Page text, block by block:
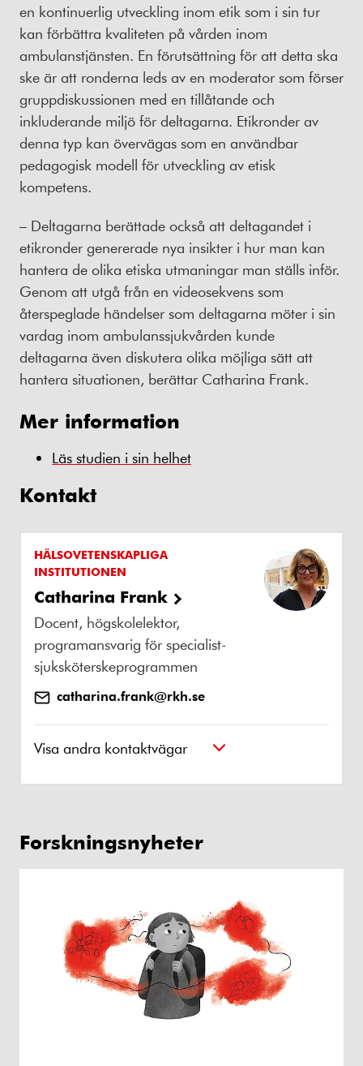
en kontinuerlig utveckling inom etik som i sin tur
kan förbättra kvaliteten på vården inom
ambulanstjänsten. En förutsättning för att detta ska
ske är att ronderna leds av en moderator som förser
gruppdiskussionen med en tillåtande och
inkluderande miljö för deltagarna. Etikronder av
denna typ kan övervägas som en användbar
pedagogisk modell för utveckling av etisk
kompetens.
– Deltagarna berättade också att deltagandet i
etikronder genererade nya insikter i hur man kan
hantera de olika etiska utmaningar man ställs inför.
Genom att utgå från en videosekvens som
återspeglade händelser som deltagarna möter i sin
vardag inom ambulanssjukvården kunde
deltagarna även diskutera olika möjliga sätt att
hantera situationen, berättar Catharina Frank.
Mer information
Läs studien i sin helhet
Kontakt
HÄLSOVETENSKAPLIGA
INSTITUTIONEN
Catharina Frank
Docent, högskolelektor,
programansvarig för specialist-
sjuksköterskeprogrammen
catharina.frank@rkh.se
Visa andra kontaktvägar
Forskningsnyheter